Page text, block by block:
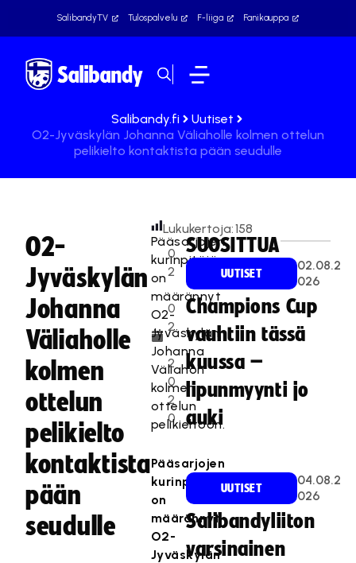
SalibandyTV Tulospalvelu F-liiga Fanikauppa
Salibandy.fi
Uutiset
O2-Jyväskylän Johanna Väliaholle kolmen ottelun
pelikielto kontaktista pään seudulle
O2-
Jyväskylän
Johanna
Väliaholle
kolmen
ottelun
pelikielto
kontaktista
pään
seudulle
0
2
.
0
2
.
2
0
2
0
Lukukertoja:158
Pääsarjojen
kurinpitäjä
on
määrännyt
O2-
Jyväskylän
Johanna
Väliahon
kolmen
ottelun
pelikieltoon.
Pääsarjojen
kurinpitäjä
on
määrännyt
O2-
Jyväskylän
SUOSITTUA
UUTISET
02.08.2
026
Champions Cup
vauhtiin tässä
kuussa –
lipunmyynti jo
auki
UUTISET
04.08.2
026
Salibandyliiton
varsinainen